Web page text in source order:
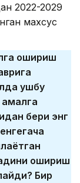
2022-2029
махсус
ошириш
ушбу
амалга
бери энг
ошириш
Бир